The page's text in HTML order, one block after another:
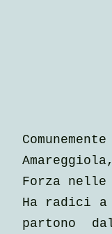
Forza nelle
Ha radici
partono